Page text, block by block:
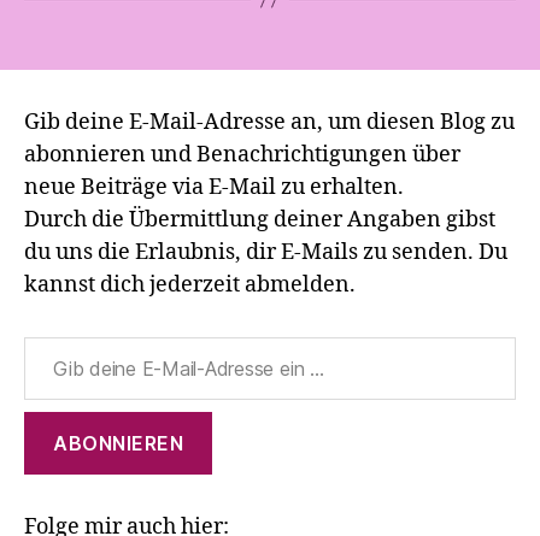
Gib deine E-Mail-Adresse an, um diesen Blog zu
abonnieren und Benachrichtigungen über
neue Beiträge via E-Mail zu erhalten.
Durch die Übermittlung deiner Angaben gibst
du uns die Erlaubnis, dir E-Mails zu senden. Du
kannst dich jederzeit abmelden.
Gib deine E-Mail-Adresse ein ...
ABONNIEREN
Folge mir auch hier: